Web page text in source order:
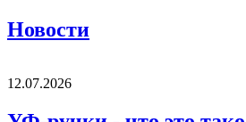
Новости
12.07.2026